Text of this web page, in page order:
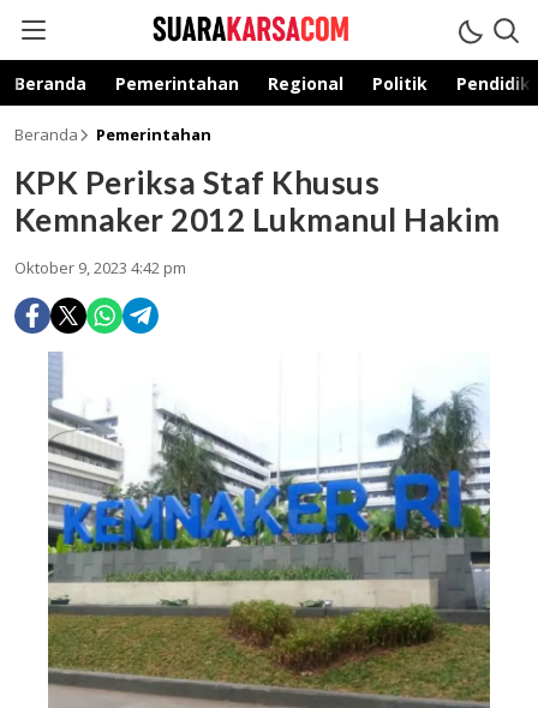
suarakarsa.com
Informasi terpercaya
Beranda Pemerintahan Regional Politik
Beranda Pemerintahan
KPK Periksa Staf Khusus
Kemnaker 2012 Lukmanul Hakim
Oktober 9, 2023 4:42 pm